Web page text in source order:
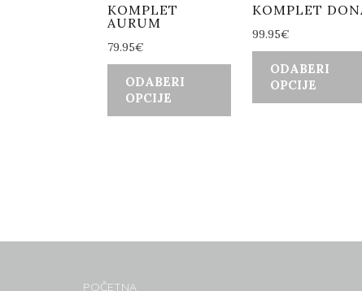
KOMPLET
AURUM
79.95€
ODABERI
OPCIJE
KOMPLET
99.95€
ODABERI
OPCIJE
POČETNA